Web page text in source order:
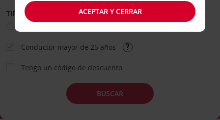
TIPO DE ALQUILER
Conductor mayor de 25 años
Tengo un código de descuento
BUSCAR
ACEPTAR Y CERRAR